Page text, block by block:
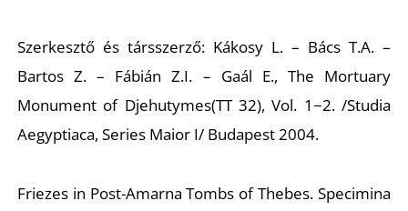
Szerkesztő és társszerző: Kákosy L. – Bács T.A. –
Bartos Z. – Fábián Z.I. – Gaál E., The Mortuary
Monument of Djehutymes(TT 32), Vol. 1−2. /Studia
Aegyptiaca, Series Maior I/ Budapest 2004.
Friezes in Post-Amarna Tombs of Thebes. Specimina